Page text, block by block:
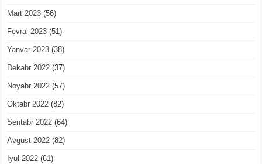
Mart 2023 (56)
Fevral 2023 (51)
Yanvar 2023 (38)
Dekabr 2022 (37)
Noyabr 2022 (57)
Oktabr 2022 (82)
Sentabr 2022 (64)
Avgust 2022 (82)
Iyul 2022 (61)